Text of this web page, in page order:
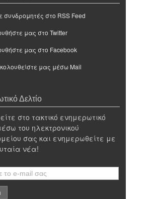
συνδρομητές στο RSS Feed
μας στο Twitter
μας στο Facebook
μας μέσω Mail
Δελτίο
στο τακτικό ενημερωτικό
του ηλεκτρονικού
σας και ενημερωθείτε με
νέα!